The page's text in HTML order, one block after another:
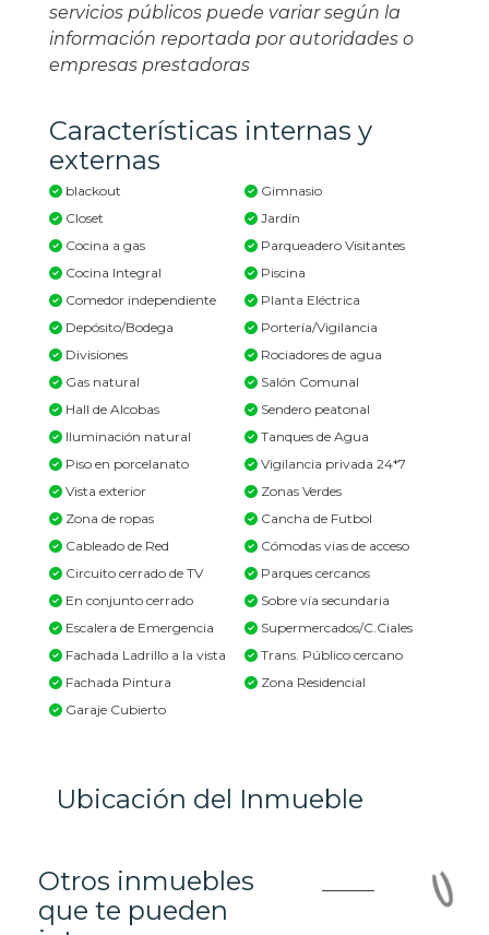
servicios públicos puede variar según la
información reportada por autoridades o
empresas prestadoras
Características internas y
externas
blackout
Closet
Cocina a gas
Cocina Integral
Comedor independiente
Depósito/Bodega
Divisiones
Gas natural
Hall de Alcobas
Iluminación natural
Piso en porcelanato
Vista exterior
Zona de ropas
Cableado de Red
Circuito cerrado de TV
En conjunto cerrado
Escalera de Emergencia
Fachada Ladrillo a la vista
Fachada Pintura
Garaje Cubierto
Gimnasio
Jardín
Parqueadero Visitantes
Piscina
Planta Eléctrica
Portería/Vigilancia
Rociadores de agua
Salón Comunal
Sendero peatonal
Tanques de Agua
Vigilancia privada 24*7
Zonas Verdes
Cancha de Futbol
Cómodas vias de acceso
Parques cercanos
Sobre vía secundaria
Supermercados/C.Ciales
Trans. Público cercano
Zona Residencial
Ubicación del Inmueble
Otros inmuebles
que te pueden